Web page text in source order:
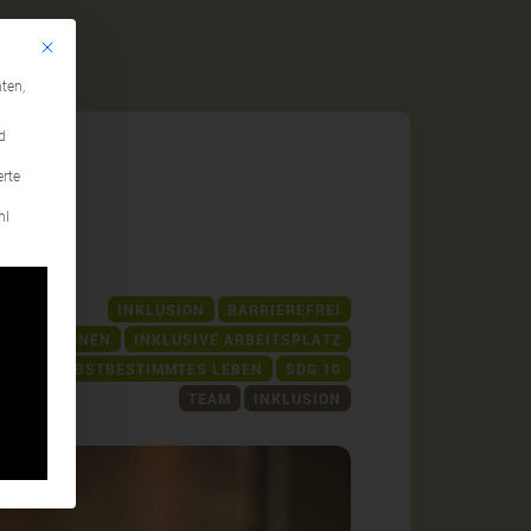
BARRIEREFREI
INKLUSION
INKLUSIVE ARBEITSPLATZ
SDG 10
FÜR SELBSTBESTIMMTES LEBEN
INKLUSION
TEAM
Mit diesem Button wird der Dialog geschlossen. Seine Funktionalität ist